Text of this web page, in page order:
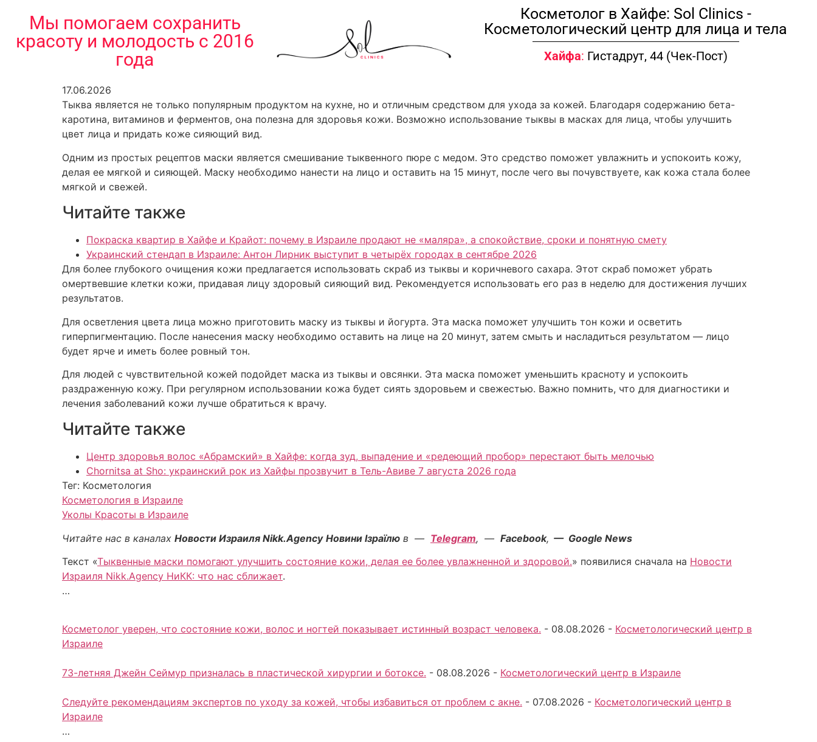
Мы помогаем сохранить
красоту и молодость с 2016
года
Косметолог в Хайфе: Sol Clinics -
Косметологический центр для лица и тела
Хайфа: Гистадрут, 44 (Чек-Пост)
17.06.2026
Тыква является не только популярным продуктом на кухне, но и отличным средством для ухода за кожей. Благодаря содержанию бета-
каротина, витаминов и ферментов, она полезна для здоровья кожи. Возможно использование тыквы в масках для лица, чтобы улучшить
цвет лица и придать коже сияющий вид.
Одним из простых рецептов маски является смешивание тыквенного пюре с медом. Это средство поможет увлажнить и успокоить кожу,
делая ее мягкой и сияющей. Маску необходимо нанести на лицо и оставить на 15 минут, после чего вы почувствуете, как кожа стала более
мягкой и свежей.
Читайте также
Покраска квартир в Хайфе и Крайот: почему в Израиле продают не «маляра», а спокойствие, сроки и понятную смету
Украинский стендап в Израиле: Антон Лирник выступит в четырёх городах в сентябре 2026
Для более глубокого очищения кожи предлагается использовать скраб из тыквы и коричневого сахара. Этот скраб поможет убрать
омертвевшие клетки кожи, придавая лицу здоровый сияющий вид. Рекомендуется использовать его раз в неделю для достижения лучших
результатов.
Для осветления цвета лица можно приготовить маску из тыквы и йогурта. Эта маска поможет улучшить тон кожи и осветить
гиперпигментацию. После нанесения маску необходимо оставить на лице на 20 минут, затем смыть и насладиться результатом — лицо
будет ярче и иметь более ровный тон.
Для людей с чувствительной кожей подойдет маска из тыквы и овсянки. Эта маска поможет уменьшить красноту и успокоить
раздраженную кожу. При регулярном использовании кожа будет сиять здоровьем и свежестью. Важно помнить, что для диагностики и
лечения заболеваний кожи лучше обратиться к врачу.
Читайте также
Центр здоровья волос «Абрaмский» в Хайфе: когда зуд, выпадение и «редеющий пробор» перестают быть мелочью
Chornitsa at Sho: украинский рок из Хайфы прозвучит в Тель-Авиве 7 августа 2026 года
Тег: Косметология
Косметология в Израиле
Уколы Красоты в Израиле
Читайте нас в каналах Новости Израиля Nikk.Agency Новини Ізраїлю в — Telegram, — Facebook, — Google News
Текст «Тыквенные маски помогают улучшить состояние кожи, делая ее более увлажненной и здоровой.» появилися сначала на Новости
Израиля Nikk.Agency НиКК: что нас сближает.
…
Косметолог уверен, что состояние кожи, волос и ногтей показывает истинный возраст человека. - 08.08.2026 - Косметологический центр в
Израиле
73-летняя Джейн Сеймур призналась в пластической хирургии и ботоксе. - 08.08.2026 - Косметологический центр в Израиле
Следуйте рекомендациям экспертов по уходу за кожей, чтобы избавиться от проблем с акне. - 07.08.2026 - Косметологический центр в
Израиле
…